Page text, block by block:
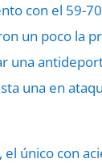
con el 59-
un poco la
una
una en
el único con